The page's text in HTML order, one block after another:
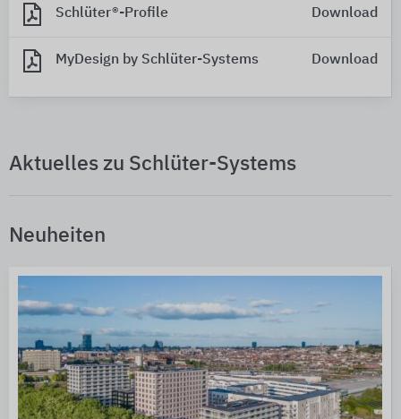
Schlüter®-Profile Download
MyDesign by Schlüter-Systems Download
Aktuelles zu Schlüter-Systems
Neuheiten